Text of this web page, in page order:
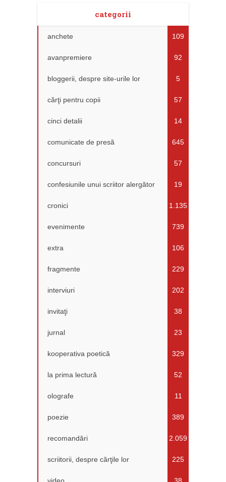
categorii
anchete 109
avanpremiere 92
bloggerii, despre site-urile lor 5
cărţi pentru copii 57
cinci detalii 14
comunicate de presă 645
concursuri 57
confesiunile unui scriitor alergător 19
cronici 1.135
evenimente 739
extra 106
fragmente 229
interviuri 202
invitaţi 38
jurnal 23
kooperativa poetică 329
la prima lectură 52
olografe 11
poezie 389
recomandări 2.059
scriitorii, despre cărţile lor 225
video 38